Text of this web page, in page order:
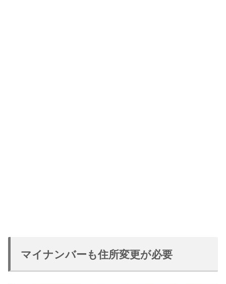
マイナンバーも住所変更が必要